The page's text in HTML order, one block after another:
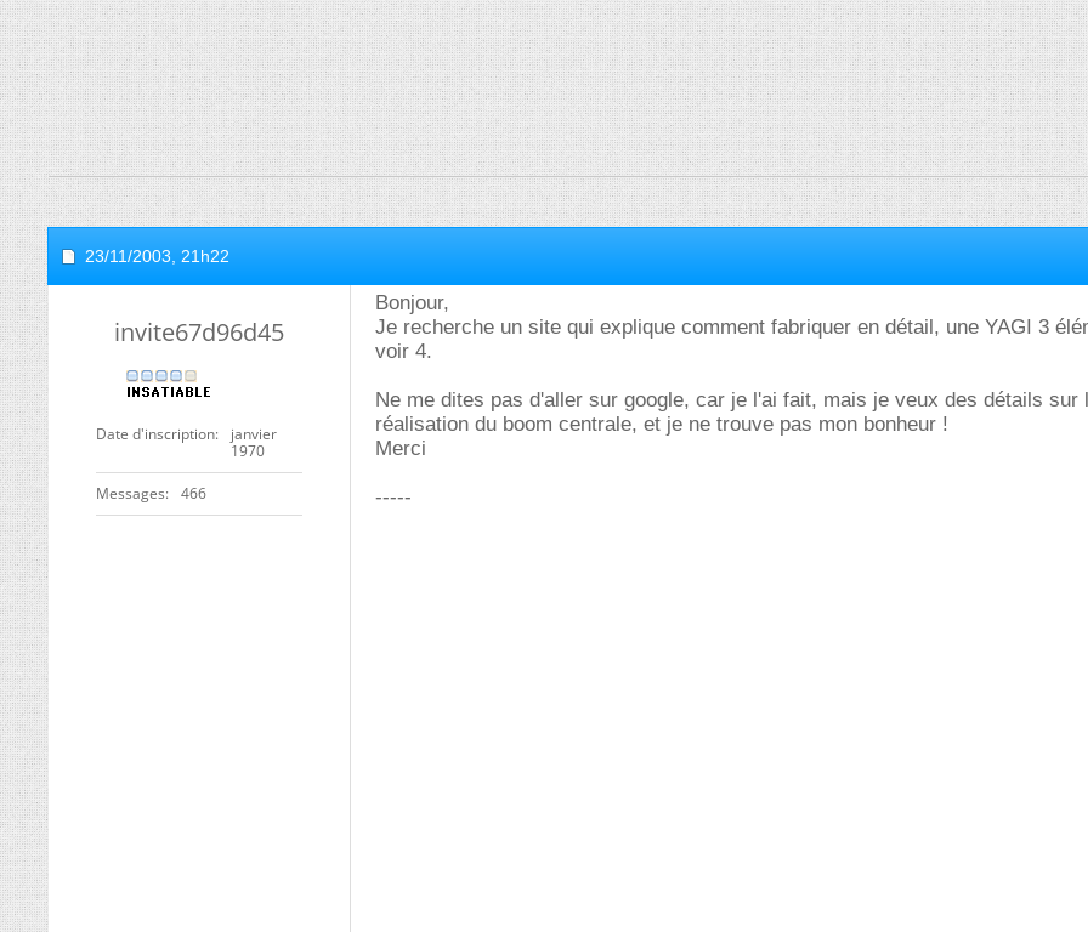
23/11/2003, 21h22
invite67d96d45
Date d'inscription
janvier
1970
Messages 466
Bonjour,
Je recherche un site qui explique comment fabriquer en détail, une YAGI 3
voir 4.
Ne me dites pas d'aller sur google, car je l'ai fait, mais je veux des détails sur
réalisation du boom centrale, et je ne trouve pas mon bonheur !
Merci
-----